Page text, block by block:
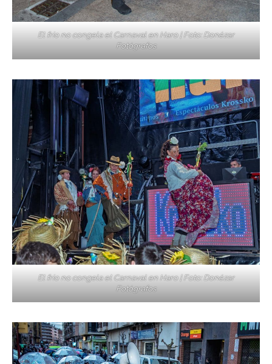
El frío no congela el Carnaval en Haro | Foto: Donézar
Fotógrafos
El frío no congela el Carnaval en Haro | Foto: Donézar
Fotógrafos